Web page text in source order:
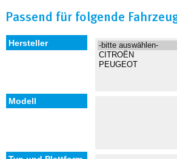
Passend für folgende